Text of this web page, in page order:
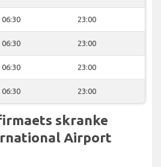
06:30 23:00
06:30 23:00
06:30 23:00
06:30 23:00
skranke
Airport